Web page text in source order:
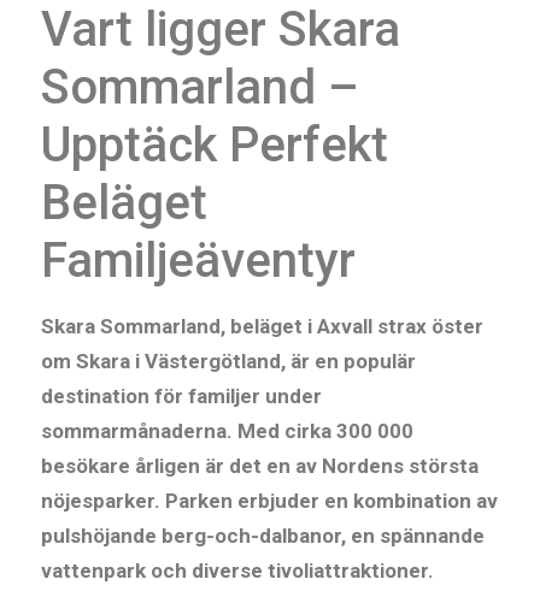
Vart ligger Skara
Sommarland –
Upptäck Perfekt
Beläget
Familjeäventyr
Skara Sommarland, beläget i Axvall strax öster
om Skara i Västergötland, är en populär
destination för familjer under
sommarmånaderna. Med cirka 300 000
besökare årligen är det en av Nordens största
nöjesparker. Parken erbjuder en kombination av
pulshöjande berg-och-dalbanor, en spännande
vattenpark och diverse tivoliattraktioner.